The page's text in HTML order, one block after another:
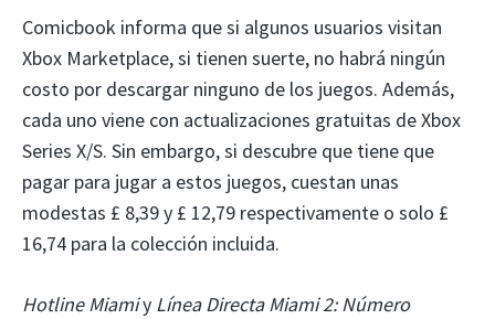
Comicbook informa que si algunos usuarios visitan
Xbox Marketplace, si tienen suerte, no habrá ningún
costo por descargar ninguno de los juegos. Además,
cada uno viene con actualizaciones gratuitas de Xbox
Series X/S. Sin embargo, si descubre que tiene que
pagar para jugar a estos juegos, cuestan unas
modestas £ 8,39 y £ 12,79 respectivamente o solo £
16,74 para la colección incluida.
Hotline Miamiy Línea Directa Miami 2: Número